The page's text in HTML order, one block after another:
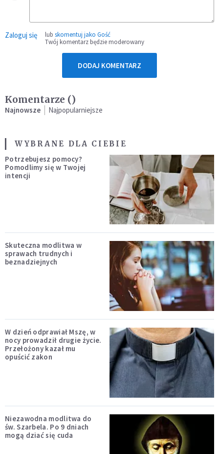
Zaloguj się lub skomentuj jako Gość
Twój komentarz będzie moderowany
DODAJ KOMENTARZ
Komentarze ()
Najnowsze Najpopularniejsze
WYBRANE DLA CIEBIE
Potrzebujesz pomocy?
Pomodlimy się w Twojej
intencji
Skuteczna modlitwa w
sprawach trudnych i
beznadziejnych
W dzień odprawiał Mszę, w
nocy prowadził drugie życie.
Przełożony kazał mu
opuścić zakon
Niezawodna modlitwa do
św. Szarbela. Po 9 dniach
mogą dziać się cuda